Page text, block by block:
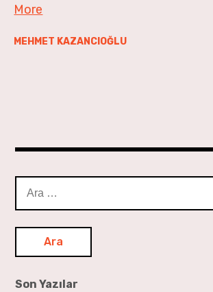
More
MEHMET KAZANCIOĞLU
Son Yazılar